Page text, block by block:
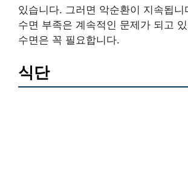
있습니다. 그러면 악순환이 지속됩니
수면 부족은 계속적인 문제가 되고
수면은 꼭 필요합니다.
식단